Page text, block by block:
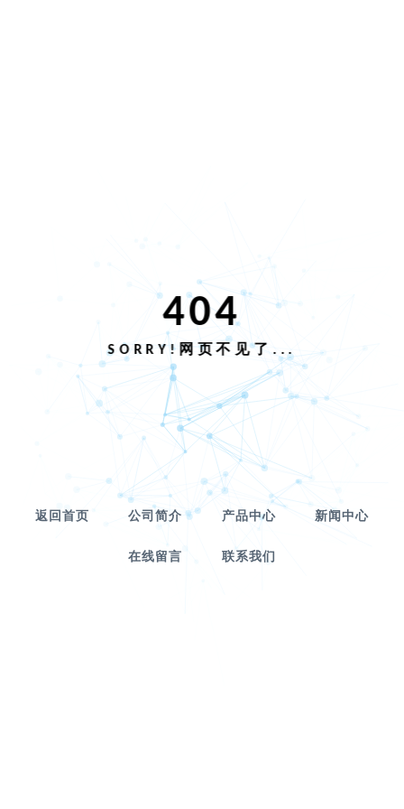
404
SORRY!网页不见了...
返回首页 公司简介 产品中心 新闻中心
在线留言 联系我们